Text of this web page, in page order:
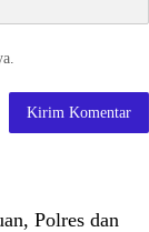
Polres dan